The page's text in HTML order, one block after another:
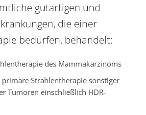
gutartigen und
die einer
bedürfen, behandelt:
des Mammakarzinoms
Strahlentherapie sonstiger
Tumoren einschließlich HDR-